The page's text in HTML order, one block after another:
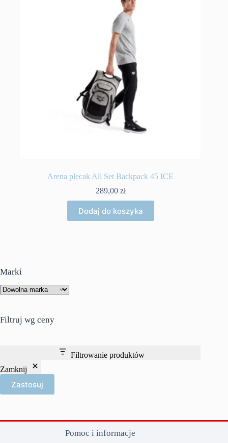
Arena plecak All Set Backpack 45 ICE
289,00 zł
Dodaj do koszyka
Marki
Filtruj wg ceny
Filtrowanie produktów
Zamknij
Zastosuj
Pomoc i informacje